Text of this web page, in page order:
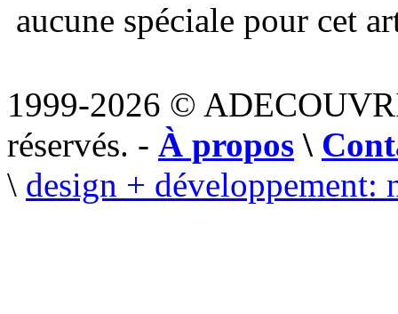
aucune spéciale pour cet
1999-2026 ©
réservés. - À propos \
\ design + développement: